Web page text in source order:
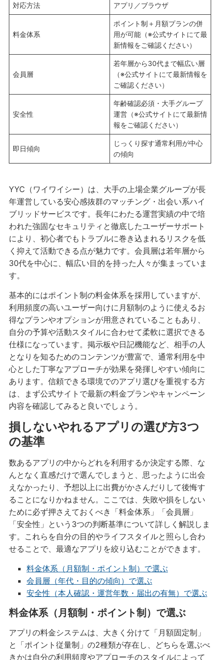
対応方法 アプリ／ブラウザ
料金体系
ポイント制＋月額プランの併
用が可能（※公式サイトにて最
新情報をご確認ください）
会員層
若年層から30代まで幅広い層
（※公式サイトにて最新情報を
ご確認ください）
安全性
年齢確認必須・大手グループ
運営（※公式サイトにて最新情
報をご確認ください）
即日傾向
じっくり探す通常利用が中心
の傾向
YYC（ワイワイシー）は、大手の上場企業グループが長
年運営している安心感抜群のマッチング・出会い系ハイ
ブリッドサービスです。長年にわたる運営実績の中で培
われた強固なセキュリティと徹底したユーザーサポート
により、初心者でもトラブルに巻き込まれるリスクを低
く抑えて活動できる点が魅力です。会員層は若年層から
30代を中心に、幅広い目的を持った人々が集まっていま
す。
基本的にはポイント制の料金体系を採用していますが、
利用頻度の高いユーザー向けに月額制のように使えるお
得なプランやオプションが用意されていることもあり、
自分の予算や活動スタイルに合わせて柔軟に選択できる
仕様になっています。掲示板や日記機能など、相手の人
となりを知るためのコンテンツが豊富で、通常利用を中
心とした丁寧なアプローチが効果を発揮しやすい傾向に
あります。信頼できる環境でのアプリ選びを重視する方
は、まず公式サイトで最新の料金プランやキャンペーン
内容を確認してみると良いでしょう。
損しないやれるアプリの選び方3つ
の基準
数あるアプリの中からどれを利用するか決定する際、な
んとなく直感だけで選んでしまうと、思ったように出会
えなかったり、予想以上に出費がかさんだりして後悔す
ることになりかねません。ここでは、失敗や損をしない
ために必ず押さえておくべき「料金体系」「会員層」
「安全性」という3つの判断基準について詳しく解説しま
す。これらを自分の目的やライフスタイルと照らし合わ
せることで、最適なアプリを絞り込むことができます。
料金体系（月額制・ポイント制）で選ぶ
会員層（年代・目的の傾向）で選ぶ
安全性（本人確認・運営年数・届出の有無）で選ぶ
料金体系（月額制・ポイント制）で選ぶ
アプリの料金システムは、大きく分けて「月額固定制」
と「ポイント従量制」の2種類が存在し、どちらを選ぶべ
きかは自分の利用頻度やアプローチのスタイルによって